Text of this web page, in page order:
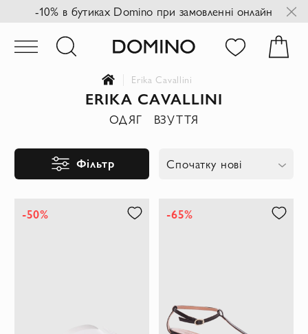
-10% в бутиках Domino при замовленні онлайн
Erika Cavallini
ERIKA CAVALLINI
ОДЯГ ВЗУТТЯ
Фільтр Спочатку нові
-50% -65%